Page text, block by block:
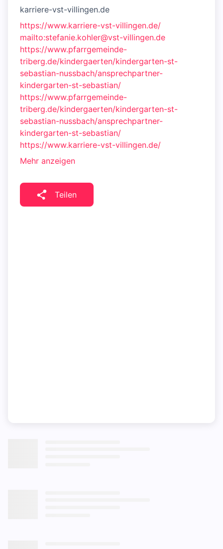
karriere-vst-villingen.de
https://www.karriere-vst-villingen.de/
mailto:stefanie.kohler@vst-villingen.de
https://www.pfarrgemeinde-
triberg.de/kindergaerten/kindergarten-st-
sebastian-nussbach/ansprechpartner-
kindergarten-st-sebastian/
https://www.pfarrgemeinde-
triberg.de/kindergaerten/kindergarten-st-
sebastian-nussbach/ansprechpartner-
kindergarten-st-sebastian/
https://www.karriere-vst-villingen.de/
Mehr anzeigen
Teilen